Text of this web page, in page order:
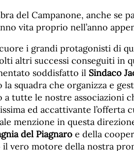
del Campanone, anche se
vita proprio nell’anno
i grandi protagonisti di
altri successi conseguiti in
soddisfatto il Sindaco
squadra che organizza e
a tutte le nostre associazioni
ed accattivante l’offerta
menzione in questa
del Piagnaro e della
il vero motore della nostra